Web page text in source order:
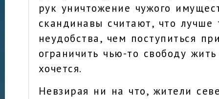
рук уничтожение чужого
скандинавы считают, что лучше
неудобства, чем поступиться
ограничить чью-то свободу
хочется.
Невзирая ни на что, жители